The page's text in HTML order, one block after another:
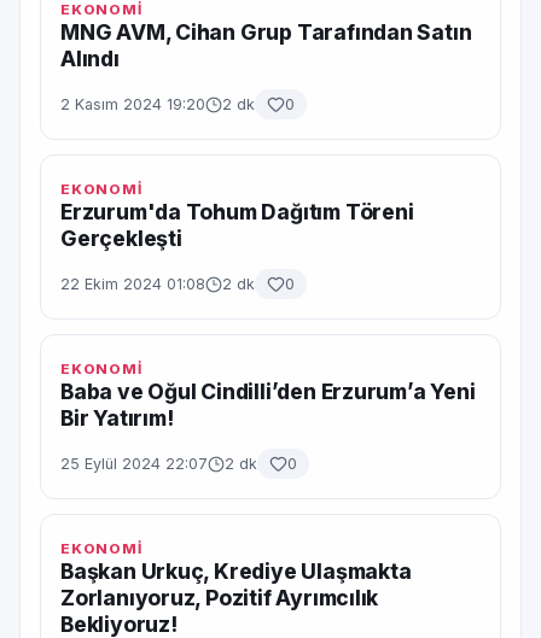
EKONOMİ
MNG AVM, Cihan Grup Tarafından Satın
Alındı
2 Kasım 2024 19:20 2 dk 0
EKONOMİ
Erzurum'da Tohum Dağıtım Töreni
Gerçekleşti
22 Ekim 2024 01:08 2 dk 0
EKONOMİ
Baba ve Oğul Cindilli’den Erzurum’a Yeni
Bir Yatırım!
25 Eylül 2024 22:07 2 dk 0
EKONOMİ
Başkan Urkuç, Krediye Ulaşmakta
Zorlanıyoruz, Pozitif Ayrımcılık
Bekliyoruz!